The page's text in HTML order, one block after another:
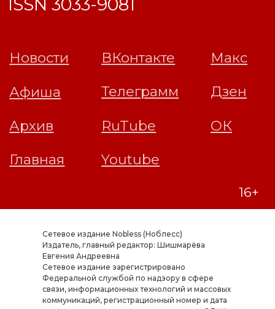
Сетевое издание Nobless (Ноблесс)
Издатель, главный редактор: Шишмарёва
Евгения Андреевна
Cетевое издание зарегистрировано
Федеральной службой по надзору в сфере
связи, информационных технологий и массовых
коммуникаций, регистрационный номер и дата